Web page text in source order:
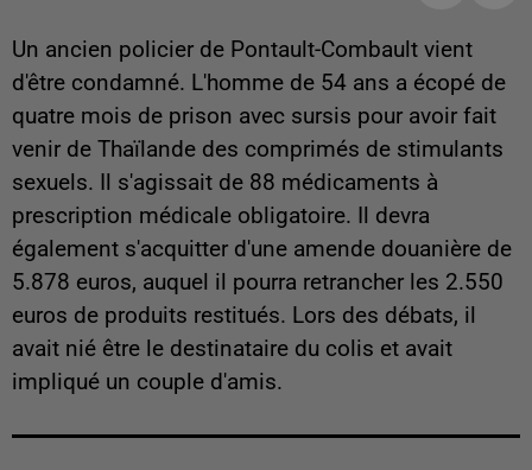
Un ancien policier de Pontault-Combault vient
d'être condamné. L'homme de 54 ans a écopé de
quatre mois de prison avec sursis pour avoir fait
venir de Thaïlande des comprimés de stimulants
sexuels. Il s'agissait de 88 médicaments à
prescription médicale obligatoire. Il devra
également s'acquitter d'une amende douanière de
5.878 euros, auquel il pourra retrancher les 2.550
euros de produits restitués. Lors des débats, il
avait nié être le destinataire du colis et avait
impliqué un couple d'amis.